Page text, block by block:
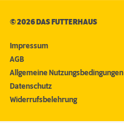
©2026 DAS FUTTERHAUS
Impressum
AGB
Allgemeine Nutzungsbedingungen
Datenschutz
Widerrufsbelehrung